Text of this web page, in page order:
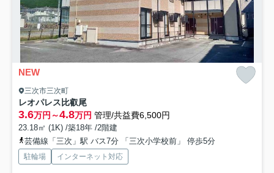
NEW
三次市三次町
レオパレス比叡尾
3.6万円～4.8万円 管理/共益費6,500円
23.18㎡ (1K) /築18年 /2階建
芸備線「三次」駅 バス7分 「三次小学校前」 停歩5分
駐輪場 インターネット対応